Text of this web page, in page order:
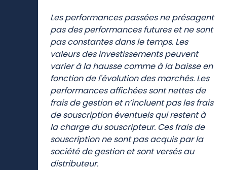
Les performances passées ne présagent
pas des performances futures et ne sont
pas constantes dans le temps. Les
valeurs des investissements peuvent
varier à la hausse comme à la baisse en
fonction de l'évolution des marchés. Les
performances affichées sont nettes de
frais de gestion et n’incluent pas les frais
de souscription éventuels qui restent à
la charge du souscripteur. Ces frais de
souscription ne sont pas acquis par la
société de gestion et sont versés au
distributeur.